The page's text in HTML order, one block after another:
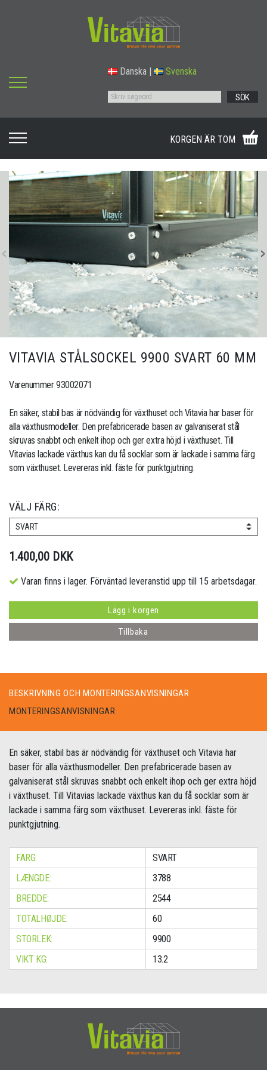
Danska Svenska
SÖK
KORGEN ÄR TOM
VITAVIA STÅLSOCKEL 9900 SVART 60 MM
Varenummer 93002071
En säker, stabil bas är nödvändig för växthuset och Vitavia har baser för
alla växthusmodeller. Den prefabricerade basen av galvaniserat stål
skruvas snabbt och enkelt ihop och ger extra höjd i växthuset. Till
Vitavias lackade växthus kan du få socklar som är lackade i samma färg
som växthuset. Levereras inkl. fäste för punktgjutning.
VÄLJ FÄRG:
SVART
1.400,00 DKK
Varan finns i lager. Förväntad leveranstid upp till 15 arbetsdagar.
Lägg i korgen
Tillbaka
BESKRIVNING OCH MONTERINGSANVISNINGAR
MONTERINGSANVISNINGAR
En säker, stabil bas är nödvändig för växthuset och Vitavia har
baser för alla växthusmodeller. Den prefabricerade basen av
galvaniserat stål skruvas snabbt och enkelt ihop och ger extra höjd
i växthuset. Till Vitavias lackade växthus kan du få socklar som är
lackade i samma färg som växthuset. Levereras inkl. fäste för
punktgjutning.
FÄRG:
SVART
LÆNGDE:
3788
BREDDE:
2544
TOTALHØJDE:
60
STORLEK:
9900
VIKT KG:
13.2